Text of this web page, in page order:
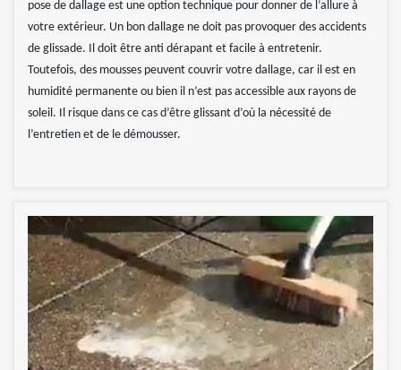
pose de dallage est une option technique pour donner de l’allure à
votre extérieur. Un bon dallage ne doit pas provoquer des accidents
de glissade. Il doit être anti dérapant et facile à entretenir.
Toutefois, des mousses peuvent couvrir votre dallage, car il est en
humidité permanente ou bien il n’est pas accessible aux rayons de
soleil. Il risque dans ce cas d’être glissant d’où la nécessité de
l’entretien et de le démousser.